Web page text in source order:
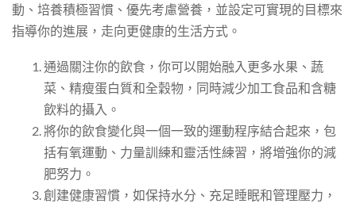
動、培養積極習慣、優先考慮營養，並設定可實現的目標來
指導你的進展，走向更健康的生活方式。
通過關注你的飲食，你可以開始融入更多水果、蔬
菜、精瘦蛋白質和全穀物，同時減少加工食品和含糖
飲料的攝入。
將你的飲食變化與一個一致的運動程序結合起來，包
括有氧運動、力量訓練和靈活性練習，將增強你的減
肥努力。
創建健康習慣，如保持水分、充足睡眠和管理壓力，